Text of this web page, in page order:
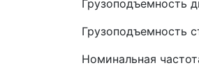
Грузоподъемность
Грузоподъемность
Номинальная